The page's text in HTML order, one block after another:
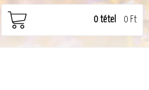
0tétel 0 Ft